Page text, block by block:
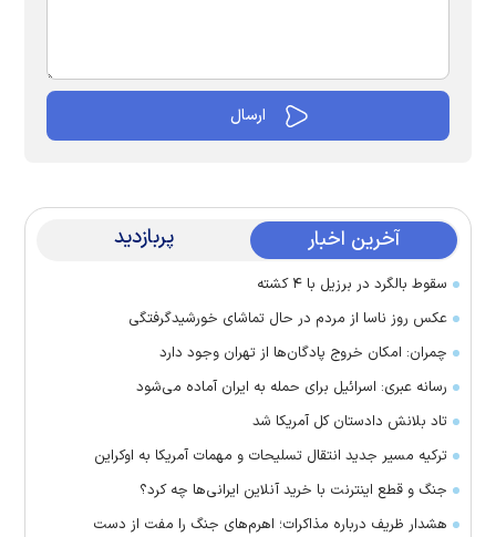
آخرین اخبار پربازدید
سقوط بالگرد در برزیل با ۴ کشته
عکس روز ناسا از مردم در حال تماشای خورشیدگرفتگی
چمران: امکان خروج پادگان‌ها از تهران وجود دارد
رسانه عبری: اسرائیل برای حمله به ایران آماده می‌شود
تاد بلانش دادستان کل آمریکا شد
ترکیه مسیر جدید انتقال تسلیحات و مهمات آمریکا به اوکراین
جنگ و قطع اینترنت با خرید آنلاین ایرانی‌ها چه کرد؟
هشدار ظریف درباره مذاکرات؛ اهرم‌های جنگ را مفت از دست